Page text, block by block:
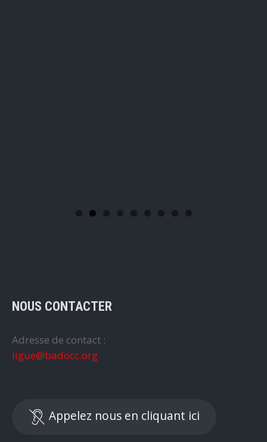
NOUS CONTACTER
Adresse de contact :
ligue@badocc.org
Appelez nous en cliquant ici